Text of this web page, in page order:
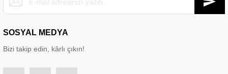
SOSYAL MEDYA
Bizi takip edin, kârlı çıkın!